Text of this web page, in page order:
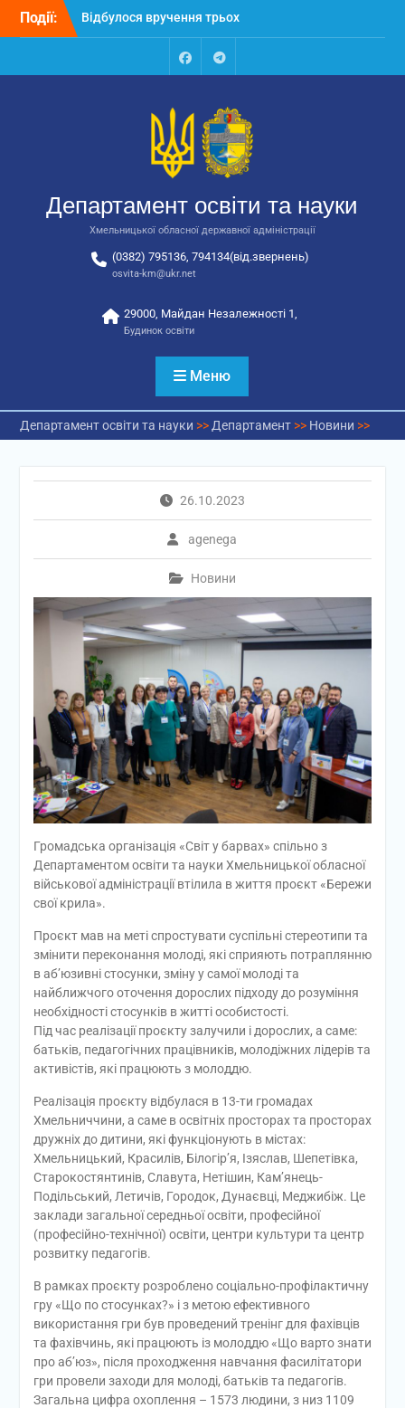
Перейти
Події:
Відбулося засідання
колегії Департаменту
освіти та науки обласної
державної адміністрації
відповідальних за
національно-патріотичне
FacebookTalegram
Департамент освіти та науки
Хмельницької обласної державної адміністрації
(0382) 795136, 794134(від.звернень)
osvita-km@ukr.net
29000, Майдан Незалежності 1,
Будинок освіти
Меню
Департамент освіти та науки >> Департамент>> Новини >>
26.10.2023
agenega
Новини
Громадська організація «Світ у барвах» спільно з
Департаментом освіти та науки Хмельницької обласної
військової адміністрації втілила в життя проєкт «Бережи
свої крила».
Проєкт мав на меті спростувати суспільні стереотипи та
змінити переконання молоді, які сприяють потраплянню
в аб’юзивні стосунки, зміну у самої молоді та
найближчого оточення дорослих підходу до розуміння
необхідності стосунків в житті особистості.
Під час реалізації проєкту залучили і дорослих, а саме:
батьків, педагогічних працівників, молодіжних лідерів та
активістів, які працюють з молоддю.
Реалізація проєкту відбулася в 13-ти громадах
Хмельниччини, а саме в освітніх просторах та просторах
дружніх до дитини, які функціонують в містах:
Хмельницький, Красилів, Білогір’я, Ізяслав, Шепетівка,
Старокостянтинів, Славута, Нетішин, Кам’янець-
Подільський, Летичів, Городок, Дунаєвці, Меджибіж. Це
заклади загальної середньої освіти, професійної
(професійно-технічної) освіти, центри культури та центр
розвитку педагогів.
В рамках проєкту розроблено соціально-профілактичну
гру «Що по стосунках?» і з метою ефективного
використання гри був проведений тренінг для фахівців
та фахівчинь, які працюють із молоддю «Що варто знати
про аб’юз», після проходження навчання фасилітатори
гри провели заходи для молоді, батьків та педагогів.
Загальна цифра охоплення – 1573 людини, з низ 1109